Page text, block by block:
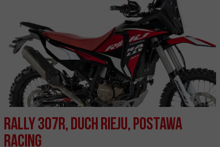
Rally 307R, Duch Rieju, postawa
Racing